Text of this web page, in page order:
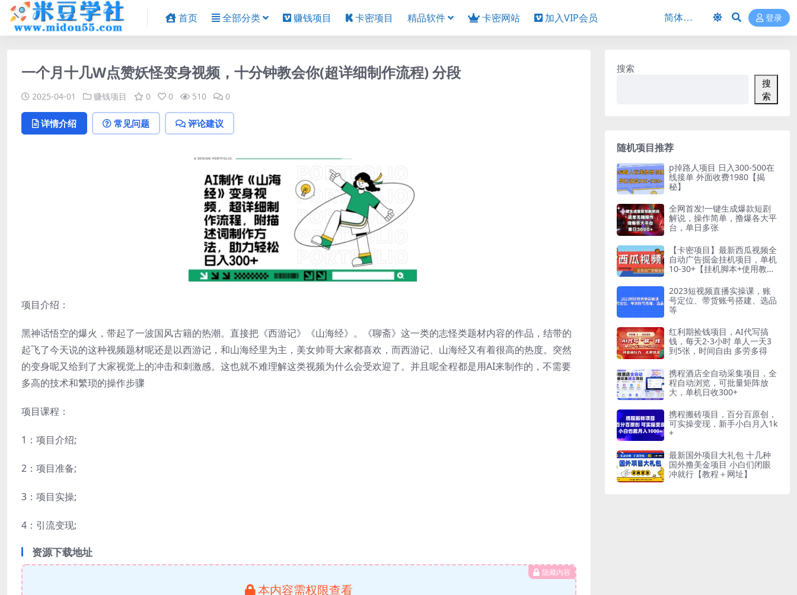
首页 全部分类 赚钱项目 卡密项目 精品软件 卡密网站 加入VIP会员 登录
一个月十几W点赞妖怪变身视频，十分钟教会你(超详细制作流程) 分段
2025-04-01 赚钱项目 0 0 510 0
详情介绍 常见问题 评论建议
项目介绍：
黑神话悟空的爆火，带起了一波国风古籍的热潮。直接把《西游记》《山海经》。《聊斋》这一类的志怪类题材内容的作品，结带的
起飞了今天说的这种视频题材呢还是以西游记，和山海经里为主，美女帅哥大家都喜欢，而西游记、山海经又有着很高的热度。突然
的变身呢又给到了大家视觉上的冲击和刺激感。这也就不难理解这类视频为什么会受欢迎了。并且呢全程都是用AI来制作的，不需要
多高的技术和繁琐的操作步骤
项目课程：
1：项目介绍;
2：项目准备;
3：项目实操;
4：引流变现;
资源下载地址
隐藏内容
本内容需权限查看
搜索
搜
索
随机项目推荐
p掉路人项目 日入300-500在
线接单 外面收费1980【揭
秘】
全网首发!一键生成爆款短剧
解说，操作简单，撸爆各大平
台，单日多张
【卡密项目】最新西瓜视频全
自动广告掘金挂机项目，单机
10-30+【挂机脚本+使用教
2023短视频直播实操课，账
号定位、带货账号搭建、选品
等
红利期捡钱项目，AI代写搞
钱，每天2-3小时 单人一天3
到5张，时间自由 多劳多得
携程酒店全自动采集项目，全
程自动浏览，可批量矩阵放
大，单机日收300+
携程搬砖项目，百分百原创，
可实操变现，新手小白月入1k
+
最新国外项目大礼包 十几种
国外撸美金项目 小白们闭眼
冲就行【教程＋网址】